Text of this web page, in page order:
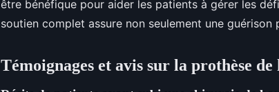
être bénéfique pour aider les patients à gérer les
soutien complet assure non seulement une
Témoignages et avis sur la prothèse de